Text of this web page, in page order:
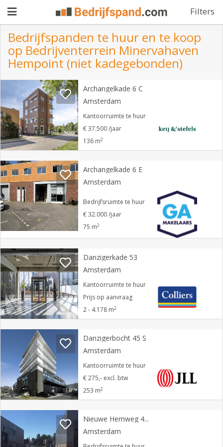
Filters
Pand
aanbieden
Pand
zoeken
Waarom
adverteren
Premium
Blog
Registreren
Login
Bedrijfspanden te huur en te koop
op Bedrijventerrein Minervahaven
Hempoint (niet kadegebonden)
Archangelkade 6 C
Amsterdam
Kantoorruimte te huur
€ 37.500 /jaar
136 m2
Archangelkade 6 E
Amsterdam
Bedrijfsruimte te huur
€ 32.000 /jaar
75 m2
Danzigerkade 53
Amsterdam
Kantoorruimte te huur
Prijs op aanvraag
2 - 4.178 m2
Danzigerbocht 45 S
Amsterdam
Kantoorruimte te huur
€ 275,- excl. btw
253 m2
Nieuwe Hemweg 4 C
Amsterdam